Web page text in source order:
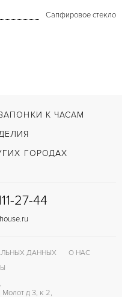
Сапфировое стекло
К ЧАСАМ
ГОРОДАХ
27-44
ДАННЫХ
О НАС
д 3, к 2,